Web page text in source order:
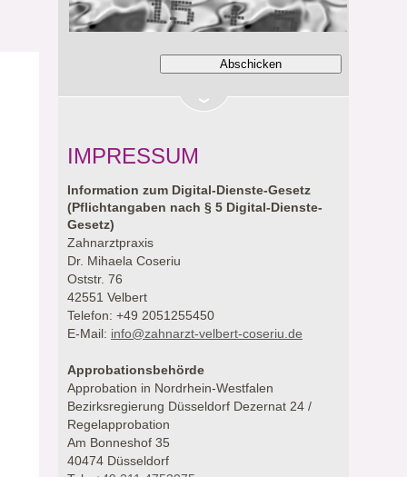
IMPRESSUM
Information zum Digital-Dienste-Gesetz
(Pflichtangaben nach § 5 Digital-Dienste-
Gesetz)
Zahnarztpraxis
Dr. Mihaela Coseriu
Oststr. 76
42551 Velbert
Telefon: +49 2051255450
E-Mail: info@zahnarzt-velbert-coseriu.de
Approbationsbehörde
Approbation in Nordrhein-Westfalen
Bezirksregierung Düsseldorf Dezernat 24 /
Regelapprobation
Am Bonneshof 35
40474 Düsseldorf